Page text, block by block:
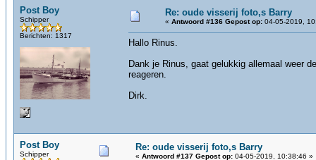
Post Boy
Schipper
Berichten: 1317
Re: oude visserij foto,s Barry
« Antwoord #136 Gepost op: 04-05-2019,
Hallo Rinus.
Dank je Rinus, gaat gelukkig allemaal weer
reageren.
Dirk.
Post Boy
Schipper
Re: oude visserij foto,s Barry
« Antwoord #137 Gepost op: 04-05-2019, 10:38:46 »